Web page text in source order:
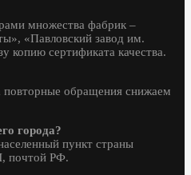
множества фабрик –
«Павловский завод им.
копию сертификата качества.
повторные обращения снижаем
города?
пункт страны
почтой РФ.